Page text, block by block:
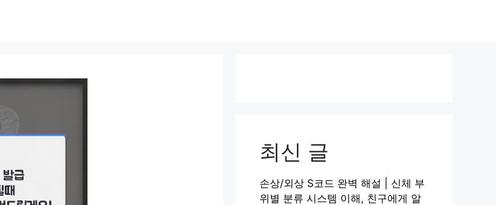
최신 글
손상/외상 S코드 완벽 해설 | 신체 부
위별 분류 시스템 이해, 친구에게 알